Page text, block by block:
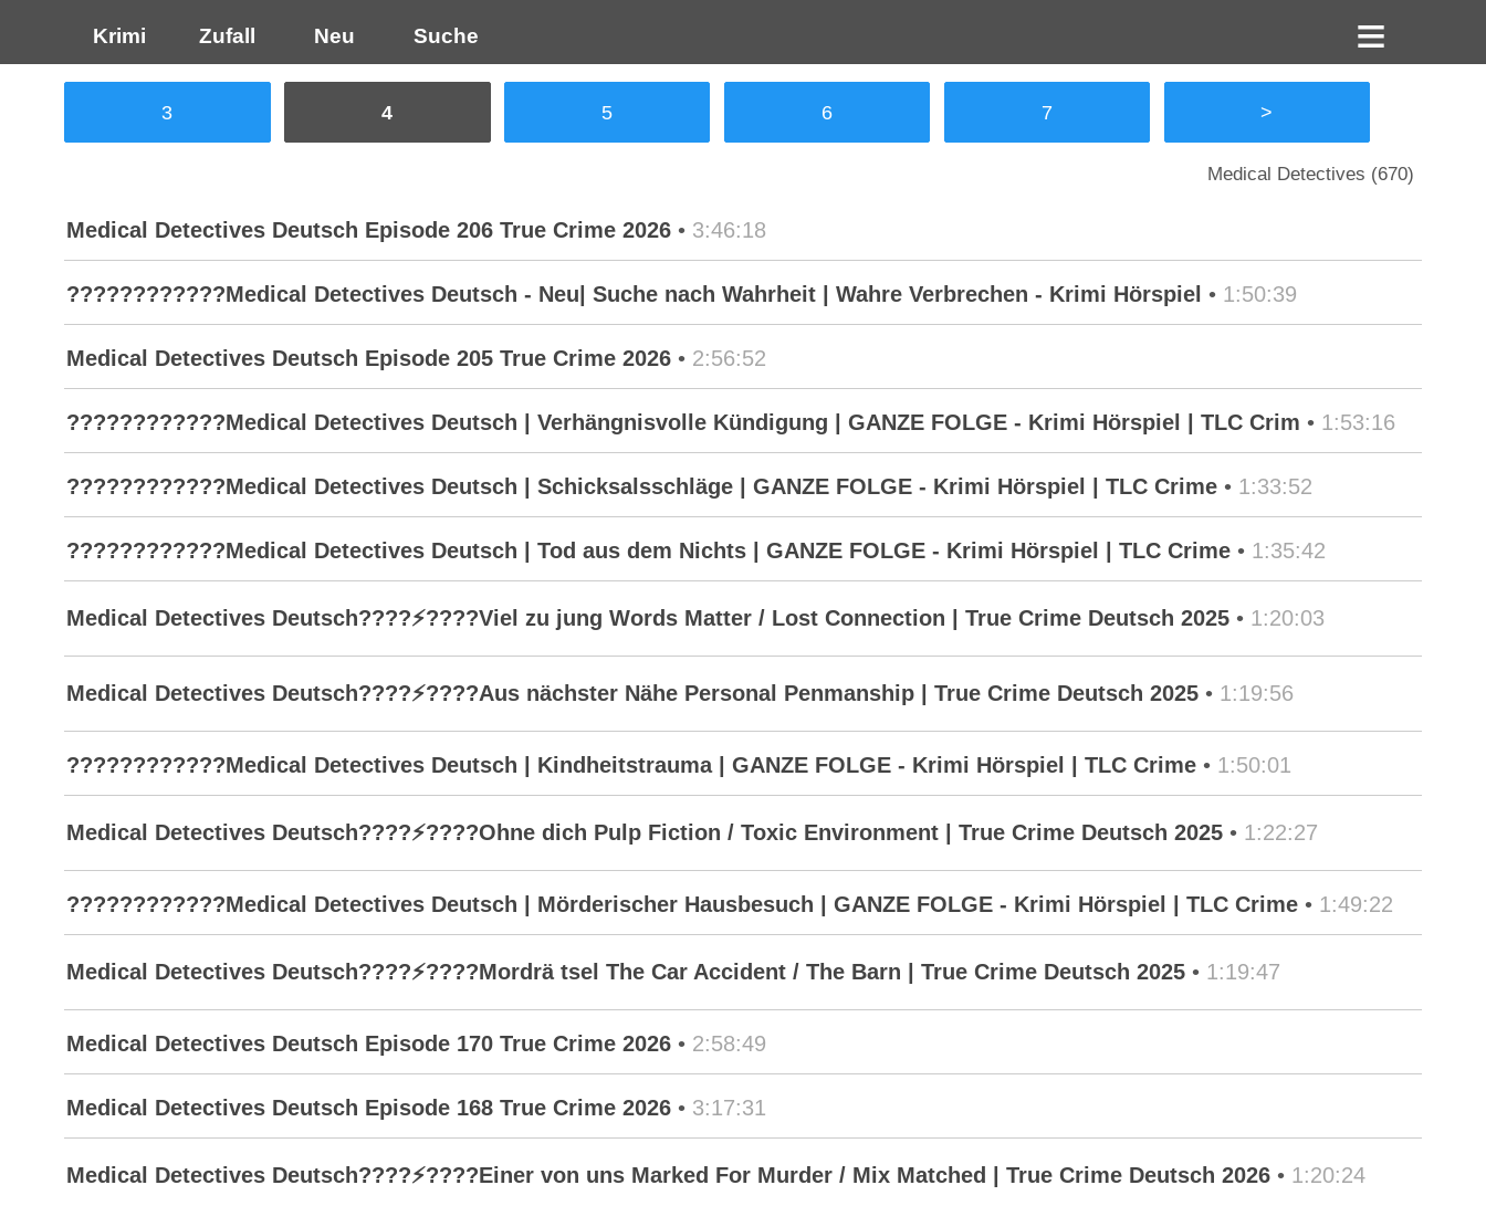
Krimi Zufall Neu Suche
3 4 5 6 7 >
Medical Detectives (670)
Medical Detectives Deutsch Episode 206 True Crime 2026 • 3:46:18
????????????Medical Detectives Deutsch - Neu| Suche nach Wahrheit | Wahre Verbrechen - Krimi Hörspiel • 1:50:39
Medical Detectives Deutsch Episode 205 True Crime 2026 • 2:56:52
????????????Medical Detectives Deutsch | Verhängnisvolle Kündigung | GANZE FOLGE - Krimi Hörspiel | TLC Crim • 1:53:16
????????????Medical Detectives Deutsch | Schicksalsschläge | GANZE FOLGE - Krimi Hörspiel | TLC Crime • 1:33:52
????????????Medical Detectives Deutsch | Tod aus dem Nichts | GANZE FOLGE - Krimi Hörspiel | TLC Crime • 1:35:42
Medical Detectives Deutsch????⚡????Viel zu jung Words Matter / Lost Connection | True Crime Deutsch 2025 • 1:20:03
Medical Detectives Deutsch????⚡????Aus nächster Nähe Personal Penmanship | True Crime Deutsch 2025 • 1:19:56
????????????Medical Detectives Deutsch | Kindheitstrauma | GANZE FOLGE - Krimi Hörspiel | TLC Crime • 1:50:01
Medical Detectives Deutsch????⚡????Ohne dich Pulp Fiction / Toxic Environment | True Crime Deutsch 2025 • 1:22:27
????????????Medical Detectives Deutsch | Mörderischer Hausbesuch | GANZE FOLGE - Krimi Hörspiel | TLC Crime • 1:49:22
Medical Detectives Deutsch????⚡????Mordrä tsel The Car Accident /​ The Barn | True Crime Deutsch 2025 • 1:19:47
Medical Detectives Deutsch Episode 170 True Crime 2026 • 2:58:49
Medical Detectives Deutsch Episode 168 True Crime 2026 • 3:17:31
Medical Detectives Deutsch????⚡????Einer von uns Marked For Murder / Mix Matched | True Crime Deutsch 2026 • 1:20:24